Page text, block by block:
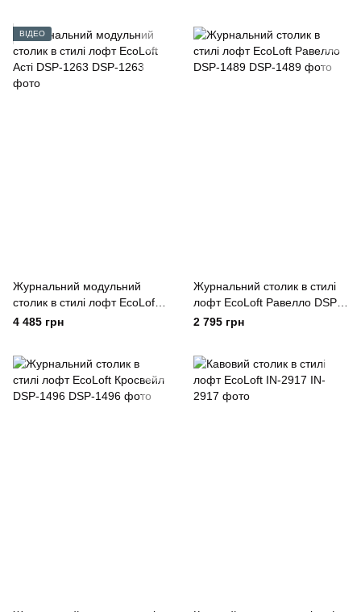
ВІДЕО
Журнальний модульний
столик в стилі лофт EcoLoft
Асті DSP-1263
4 485 грн
Журнальний столик в стилі
лофт EcoLoft Равелло DSP-
1489
2 795 грн